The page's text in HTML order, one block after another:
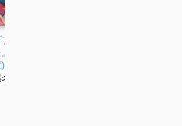
ブルパパはじめまし
。 (幻冬舎ルチル文
)
悠